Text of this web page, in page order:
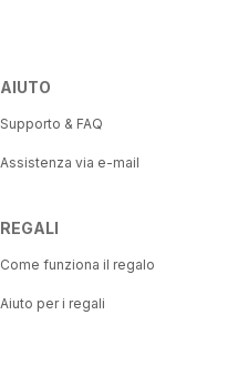
AIUTO
Supporto & FAQ
Assistenza via e-mail
REGALI
Come funziona il regalo
Aiuto per i regali